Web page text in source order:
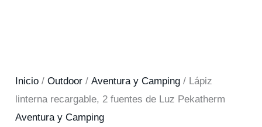
Inicio /Outdoor /Aventura y Camping / Lápiz
linterna recargable, 2 fuentes de Luz Pekatherm
Aventura y Camping